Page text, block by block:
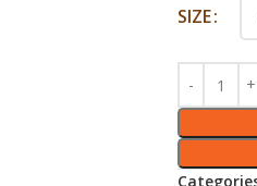
SIZE